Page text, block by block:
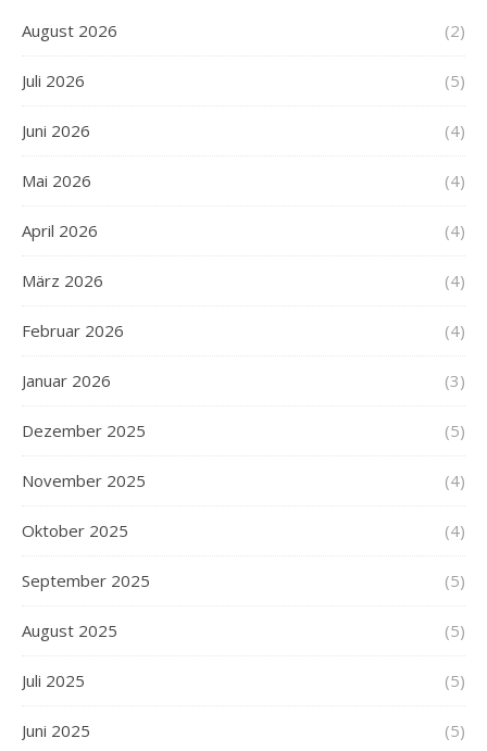
August 2026 (2)
Juli 2026 (5)
Juni 2026 (4)
Mai 2026 (4)
April 2026 (4)
März 2026 (4)
Februar 2026 (4)
Januar 2026 (3)
Dezember 2025 (5)
November 2025 (4)
Oktober 2025 (4)
September 2025 (5)
August 2025 (5)
Juli 2025 (5)
Juni 2025 (5)